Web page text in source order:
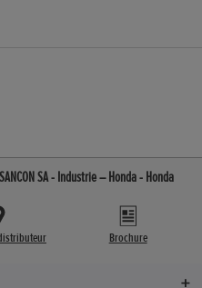
SA - Industrie – Honda - Honda
Brochure